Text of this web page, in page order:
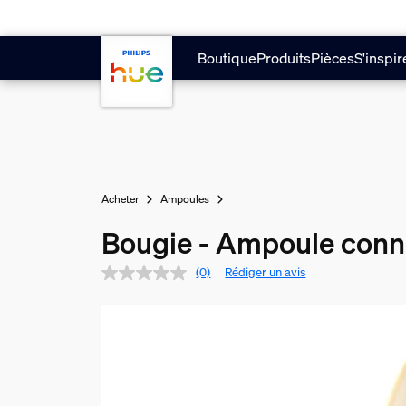
BoutiqueProduitsPièces
Acheter Ampoules
Bougie - Ampoule
(0) Rédiger un avis